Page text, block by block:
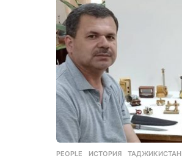
д
PEOPLE ИСТОРИЯ ,ТАДЖИКИСТАН